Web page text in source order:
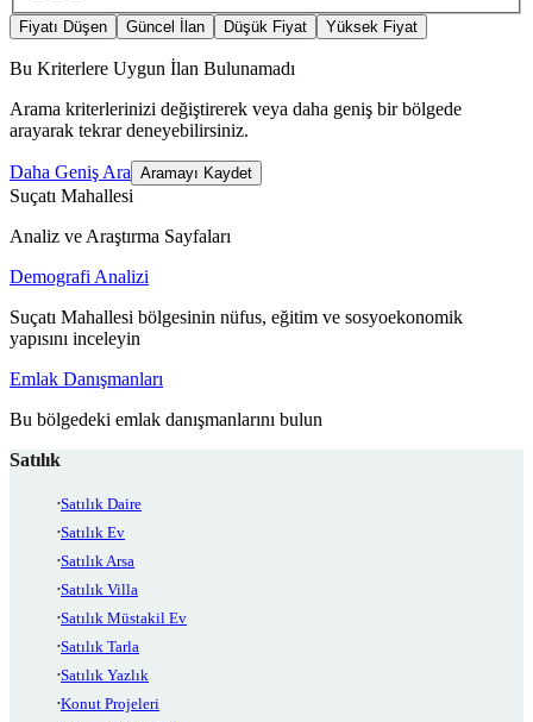
Fiyatı Düşen Güncel İlan Düşük Fiyat Yüksek Fiyat
Bu Kriterlere Uygun İlan Bulunamadı
Arama kriterlerinizi değiştirerek veya daha geniş bir bölgede
arayarak tekrar deneyebilirsiniz.
Daha Geniş Ara Aramayı Kaydet
Suçatı Mahallesi
Analiz ve Araştırma Sayfaları
Demografi Analizi
Suçatı Mahallesi bölgesinin nüfus, eğitim ve sosyoekonomik
yapısını inceleyin
Emlak Danışmanları
Bu bölgedeki emlak danışmanlarını bulun
Satılık
Satılık Daire
Satılık Ev
Satılık Arsa
Satılık Villa
Satılık Müstakil Ev
Satılık Tarla
Satılık Yazlık
Konut Projeleri